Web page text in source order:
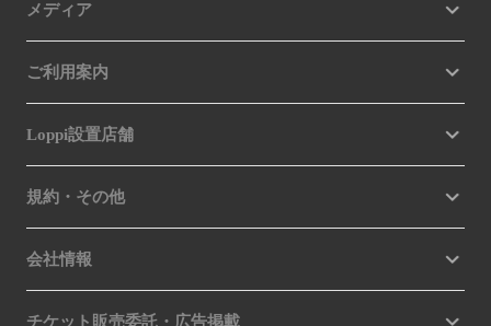
メディア
ご利用案内
Loppi設置店舗
規約・その他
会社情報
チケット販売委託・広告掲載